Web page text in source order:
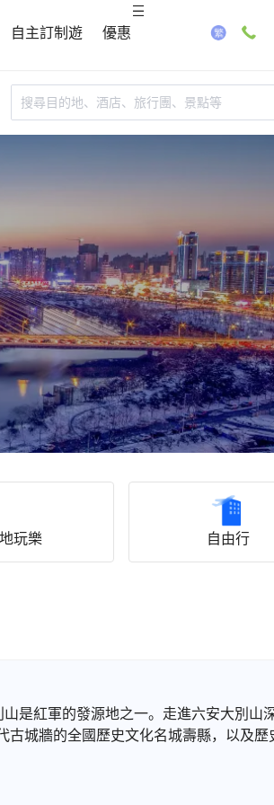
自主訂制遊 優惠
玩樂 自由行
是紅軍的發源地之一。走進六安大別山深
城牆的全國歷史文化名城壽縣，以及歷